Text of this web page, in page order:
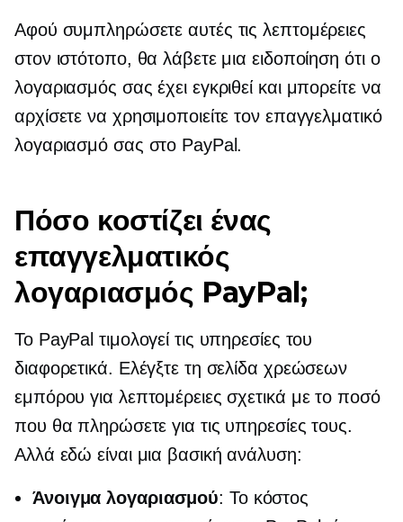
Αφού συμπληρώσετε αυτές τις λεπτομέρειες
στον ιστότοπο, θα λάβετε μια ειδοποίηση ότι ο
λογαριασμός σας έχει εγκριθεί και μπορείτε να
αρχίσετε να χρησιμοποιείτε τον επαγγελματικό
λογαριασμό σας στο PayPal.
Πόσο κοστίζει ένας
επαγγελματικός
λογαριασμός PayPal;
Το PayPal τιμολογεί τις υπηρεσίες του
διαφορετικά. Ελέγξτε τη σελίδα χρεώσεων
εμπόρου για λεπτομέρειες σχετικά με το ποσό
που θα πληρώσετε για τις υπηρεσίες τους.
Αλλά εδώ είναι μια βασική ανάλυση:
Άνοιγμα λογαριασμού: Το κόστος